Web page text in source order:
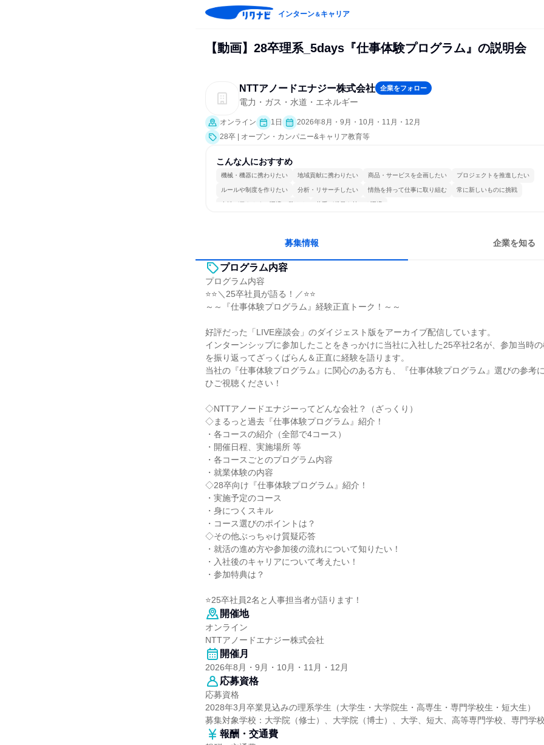
インターン＆キャリア
【動画】28卒理系_5days『仕事体験プログラム』の説明会
NTTアノードエナジー株式会社 企業をフォロー
電力・ガス・水道・エネルギー
オンライン 1日
2026年8月・9月・10月・11月・12月
28卒 | オープン・カンパニー&キャリア教育等
こんな人におすすめ
機械・機器に携わりたい 地域貢献に携わりたい 商品・サービスを企画したい プロジェクトを推進したい
ルールや制度を作りたい 分析・リサーチしたい 情熱を持って仕事に取り組む 常に新しいものに挑戦
女性が働きやすい環境で働ける 若手が裁量を持てる環境
募集情報 企業を知る
プログラム内容
プログラム内容
⭐⭐＼25卒社員が語る！／⭐⭐
～～『仕事体験プログラム』経験正直トーク！～～
好評だった「LIVE座談会」のダイジェスト版をアーカイブ配信しています。
インターンシップに参加したことをきっかけに当社に入社した25卒社2名が、参加当時
を振り返ってざっくばらん＆正直に経験を語ります。
当社の『仕事体験プログラム』に関心のある方も、『仕事体験プログラム』選びの参考
ひご視聴ください！
◇NTTアノードエナジーってどんな会社？（ざっくり）
◇まるっと過去『仕事体験プログラム』紹介！
・各コースの紹介（全部で4コース）
・開催日程、実施場所 等
・各コースごとのプログラム内容
・就業体験の内容
◇28卒向け『仕事体験プログラム』紹介！
・実施予定のコース
・身につくスキル
・コース選びのポイントは？
◇その他ぶっちゃけ質疑応答
・就活の進め方や参加後の流れについて知りたい！
・入社後のキャリアについて考えたい！
・参加特典は？
⭐25卒社員2名と人事担当者が語ります！
開催地
オンライン
NTTアノードエナジー株式会社
開催月
2026年8月・9月・10月・11月・12月
応募資格
応募資格
2028年3月卒業見込みの理系学生（大学生・大学院生・高専生・専門学校生・短大生）
募集対象学校：大学院（修士）、大学院（博士）、大学、短大、高等専門学校、専門学校
報酬・交通費